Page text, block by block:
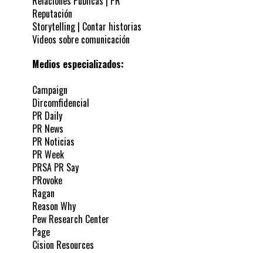
Reputación
Storytelling | Contar historias
Videos sobre comunicación
Medios especializados:
Campaign
Dircomfidencial
PR Daily
PR News
PR Noticias
PR Week
PRSA PR Say
PRovoke
Ragan
Reason Why
Pew Research Center
Page
Cision Resources